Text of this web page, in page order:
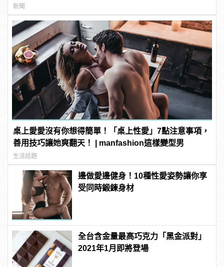
新聞
桌上愛愛沒有你想得簡單！「桌上性愛」7點注意事項，
善用技巧讓她爽翻天！ | manfashion這樣變型男
生活話題
邊做愛邊健身！10種性愛姿勢讓你享
受同時鍛鍊身材
全台含金量最高巧克力「黑金派對」
2021年1月即將登場